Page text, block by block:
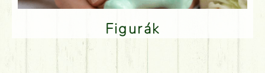
Figurák